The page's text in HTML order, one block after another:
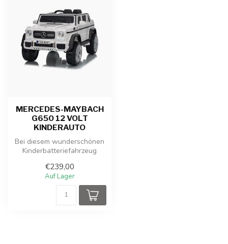
MERCEDES-MAYBACH
G650 12 VOLT
KINDERAUTO
Bei diesem wunderschönen
Kinderbatteriefahrzeug
Mercede...
€239,00
Auf Lager